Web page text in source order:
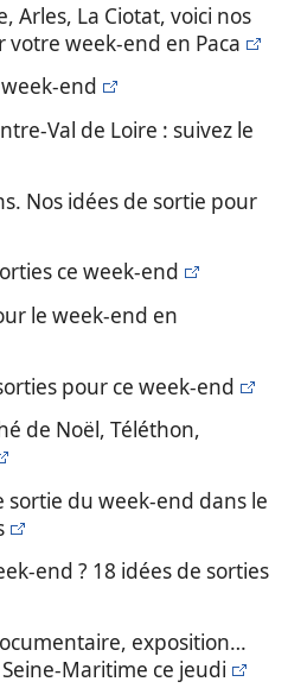
Arles, La Ciotat, voici nos
votre week-end en Paca
end
Val de Loire : suivez le
Nos idées de sortie pour
ce week-end
le week-end en
pour ce week-end
de Noël, Téléthon,
sortie du week-end dans le
end ? 18 idées de sorties
exposition…
Maritime ce jeudi